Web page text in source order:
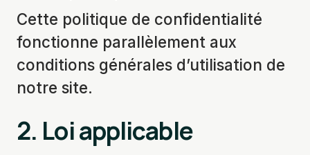
Cette politique de confidentialité
fonctionne parallèlement aux
conditions générales d’utilisation de
notre site.
2. Loi applicable